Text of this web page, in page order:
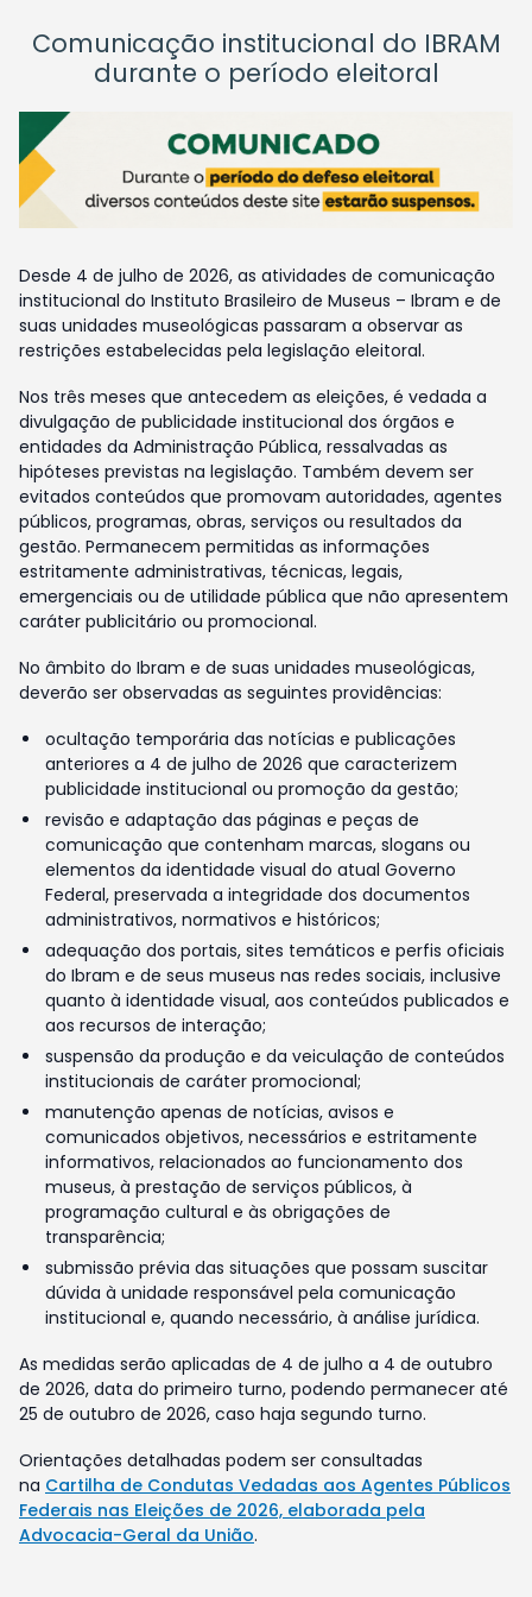
Comunicação institucional do IBRAM
durante o período eleitoral
Desde 4 de julho de 2026, as atividades de comunicação
institucional do Instituto Brasileiro de Museus – Ibram e de
suas unidades museológicas passaram a observar as
restrições estabelecidas pela legislação eleitoral.
Nos três meses que antecedem as eleições, é vedada a
divulgação de publicidade institucional dos órgãos e
entidades da Administração Pública, ressalvadas as
hipóteses previstas na legislação. Também devem ser
evitados conteúdos que promovam autoridades, agentes
públicos, programas, obras, serviços ou resultados da
gestão. Permanecem permitidas as informações
estritamente administrativas, técnicas, legais,
emergenciais ou de utilidade pública que não apresentem
caráter publicitário ou promocional.
No âmbito do Ibram e de suas unidades museológicas,
deverão ser observadas as seguintes providências:
ocultação temporária das notícias e publicações
anteriores a 4 de julho de 2026 que caracterizem
publicidade institucional ou promoção da gestão;
revisão e adaptação das páginas e peças de
comunicação que contenham marcas, slogans ou
elementos da identidade visual do atual Governo
Federal, preservada a integridade dos documentos
administrativos, normativos e históricos;
adequação dos portais, sites temáticos e perfis oficiais
do Ibram e de seus museus nas redes sociais, inclusive
quanto à identidade visual, aos conteúdos publicados e
aos recursos de interação;
suspensão da produção e da veiculação de conteúdos
institucionais de caráter promocional;
manutenção apenas de notícias, avisos e
comunicados objetivos, necessários e estritamente
informativos, relacionados ao funcionamento dos
museus, à prestação de serviços públicos, à
programação cultural e às obrigações de
transparência;
submissão prévia das situações que possam suscitar
dúvida à unidade responsável pela comunicação
institucional e, quando necessário, à análise jurídica.
As medidas serão aplicadas de 4 de julho a 4 de outubro
de 2026, data do primeiro turno, podendo permanecer até
25 de outubro de 2026, caso haja segundo turno.
Orientações detalhadas podem ser consultadas
na Cartilha de Condutas Vedadas aos Agentes Públicos
Federais nas Eleições de 2026, elaborada pela
Advocacia-Geral da União.